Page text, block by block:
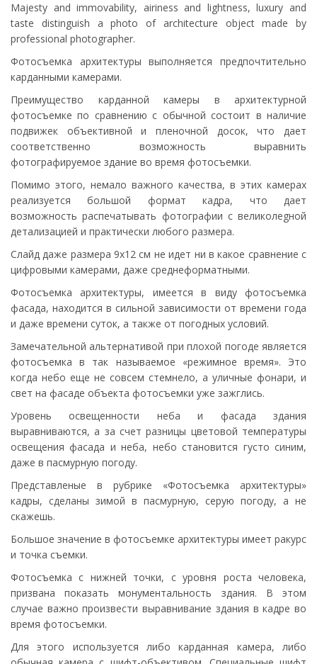
Majesty and immovability, airiness and lightness, luxury and
taste distinguish a photo of architecture object made by
professional photographer.
Фотосъемка архитектуры выполняется предпочтительно
карданными камерами.
Преимущество карданной камеры в архитектурной
фотосъемке по сравнению с обычной состоит в наличие
подвижек объективной и пленочной досок, что дает
соответственно возможность выравнить
фотографируемое здание во время фотосъемки.
Помимо этого, немало важного качества, в этих камерах
реализуется большой формат кадра, что дает
возможность распечатывать фотографии с великолеgной
детализацией и практически любого размера.
Слайд даже размера 9х12 см не идет ни в какое сравнение с
цифровыми камерами, даже среднеформатными.
Фотосъемка архитектуры, имеется в виду фотосъемка
фасада, находится в сильной зависимости от времени года
и даже времени суток, а также от погодных условий.
Замечательной альтернативой при плохой погоде является
фотосъемка в так называемое «режимное время». Это
когда небо еще не совсем стемнело, а уличные фонари, и
свет на фасаде объекта фотосъемки уже зажглись.
Уровень освещенности неба и фасада здания
выравниваются, а за счет разницы цветовой температуры
освещения фасада и неба, небо становится густо синим,
даже в пасмурную погоду.
Представленые в рубрике «Фотосъемка архитектуры»
кадры, сделаны зимой в пасмурную, серую погоду, а не
скажешь.
Большое значение в фотосъемке архитектуры имеет ракурс
и точка съемки.
Фотосъемка с нижней точки, с уровня роста человека,
призвана показать монументальность здания. В этом
случае важно произвести выравнивание здания в кадре во
время фотосъемки.
Для этого используется либо карданная камера, либо